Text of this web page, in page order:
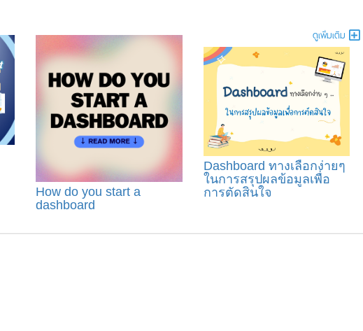
ดูเพิ่มเติม
How do you start a
dashboard
Dashboard ทางเลือกง่ายๆ
ในการสรุปผลข้อมูลเพื่อ
การตัดสินใจ